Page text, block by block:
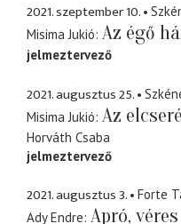
2021. szeptember 10.
Misima Jukió Az égő
jelmeztervező
2021. augusztus 25.
Misima Jukió Az
Horváth Csaba
jelmeztervező
2021. augusztus 3.
Forte
Ady Endre Apró,